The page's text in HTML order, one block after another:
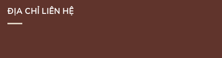
ĐỊA CHỈ LIÊN HỆ